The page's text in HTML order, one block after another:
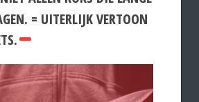
= UITERLIJK VERTOON